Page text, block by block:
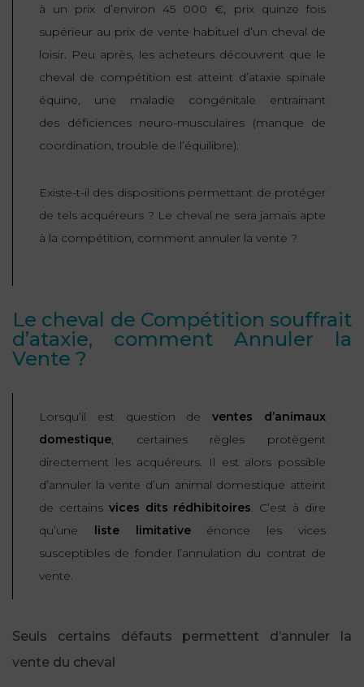
DROIT
ADMINISTRATIF
SUCCESSION
CALCULER
DROITS
INDEMNITÉ DE
PRESTATION
COMPENSATOIRE
CORPOREL
DU
TRAVAIL
DROIT
DONNÉES
DROIT
DU
NUMÉRIQUE
ET
INTELLECTUELLE
DISTRIBUTION
PERSONNES
PUBLIQUES
HAUSSMANN
DROIT
DU
TOURISME
FONCTION
PUBLIQUE
PRÉJUDICE
DROIT
DES
34
72
EN LIGNE
à un prix d’environ 45 000 €, prix quinze fois
supérieur au prix de vente habituel d’un cheval de
loisir. Peu après, les acheteurs découvrent que le
cheval de compétition est atteint d’ataxie spinale
équine, une maladie congénitale entrainant
des déficiences neuro-musculaires (manque de
coordination, trouble de l’équilibre).
Existe-t-il des dispositions permettant de protéger
de tels acquéreurs ? Le cheval ne sera jamais apte
à la compétition, comment annuler la vente ?
Le cheval de Compétition souffrait
d’ataxie, comment Annuler la
Vente ?
Lorsqu’il est question deventes d’animaux
domestique , certaines règles protègent
directement les acquéreurs. Il est alors possible
d’annuler la vente d’un animal domestique atteint
de certains vices dits rédhibitoires . C’est à dire
qu’une liste limitativeénonce les vices
susceptibles de fonder l’annulation du contrat de
vente.
Seuls certains défauts permettent d’annuler la
vente du cheval